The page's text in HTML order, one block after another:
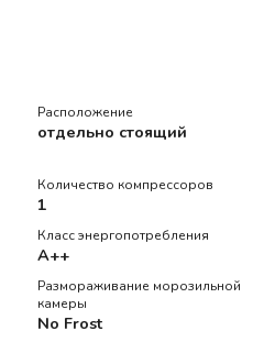
Расположение
отдельно стоящий
Количество компрессоров
1
Класс энергопотребления
A++
Размораживание морозильной
камеры
No Frost